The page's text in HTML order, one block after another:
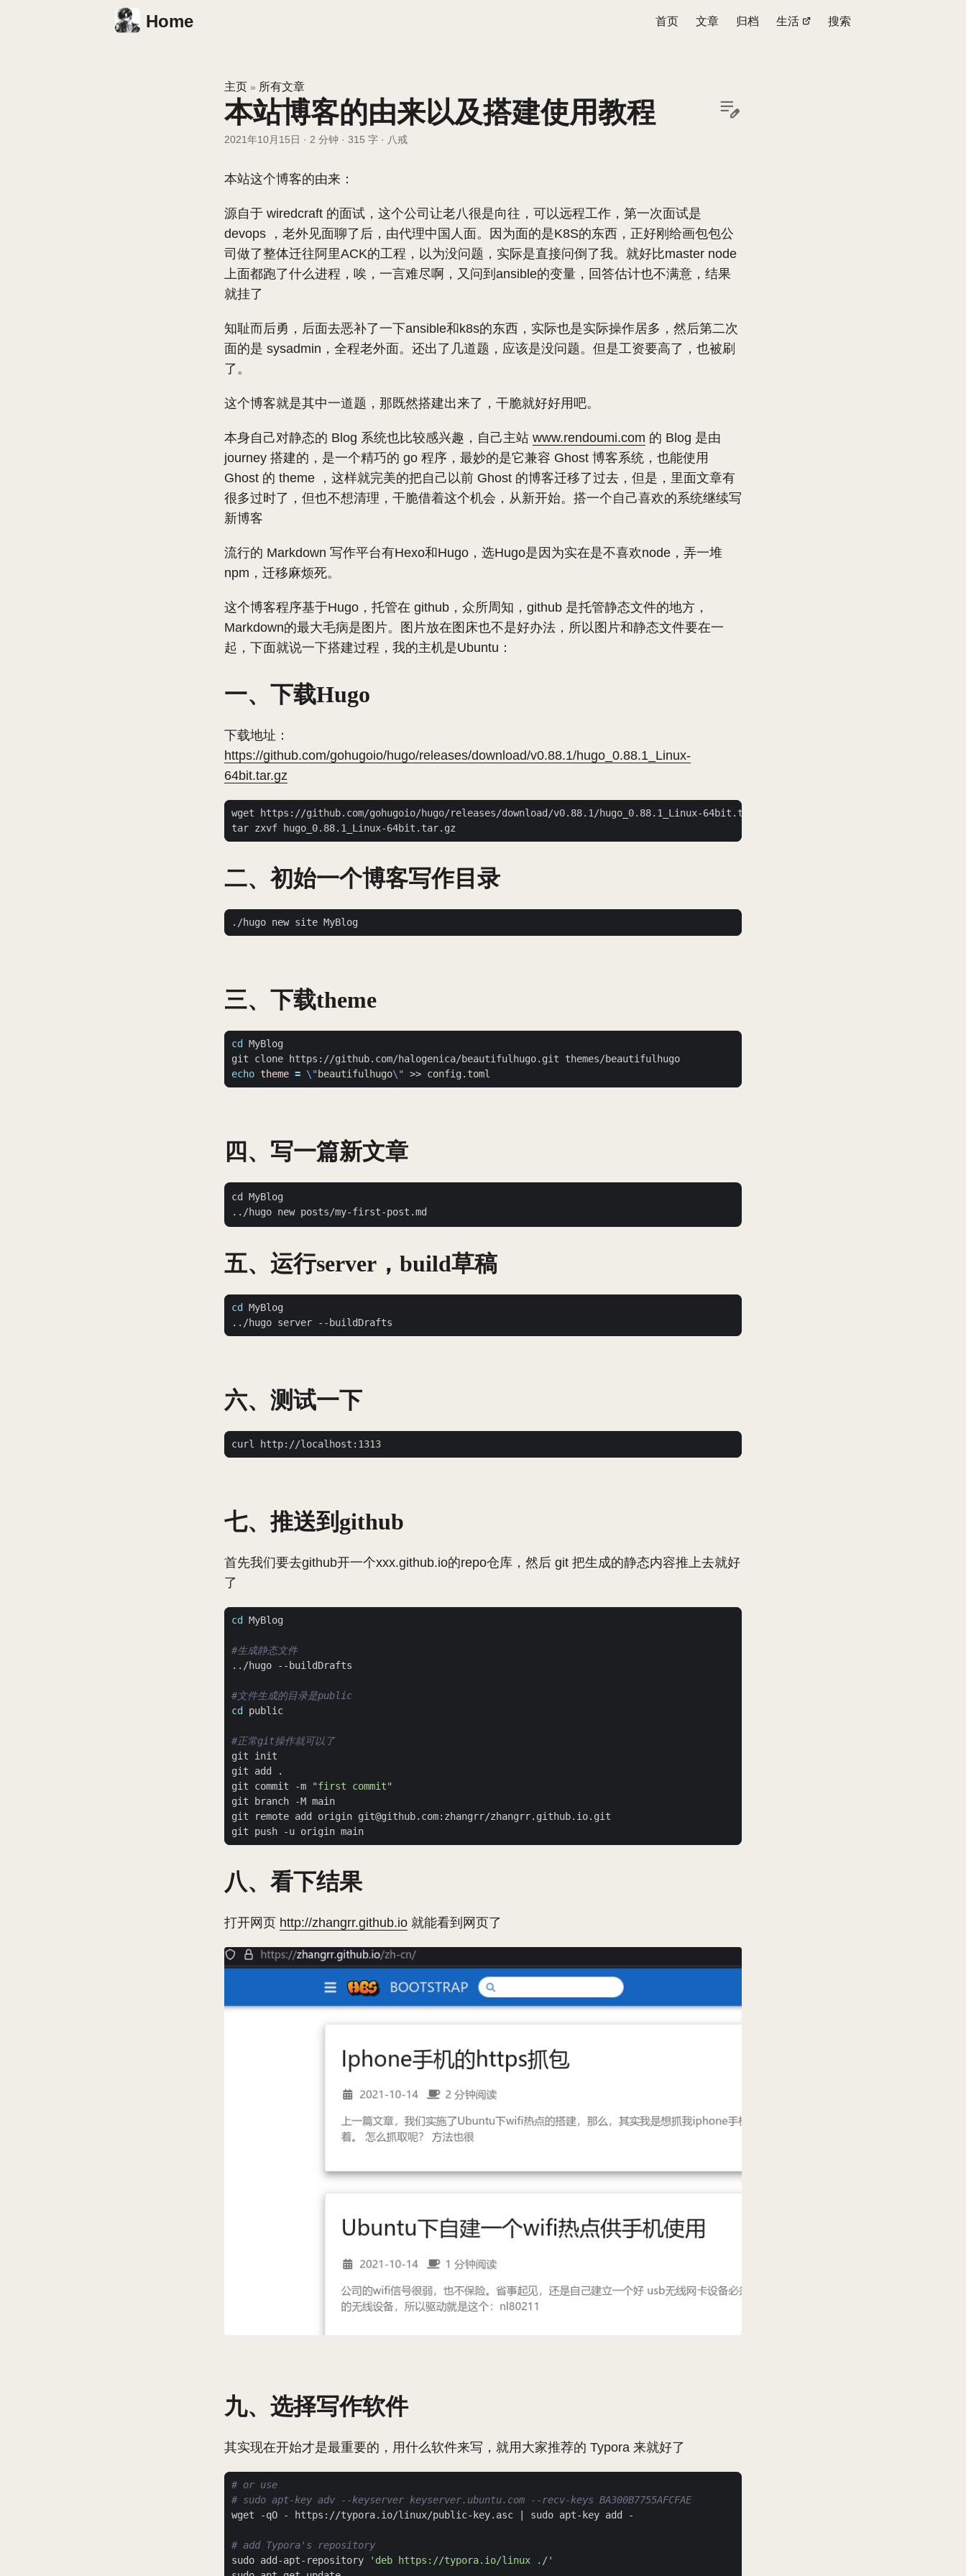
Home 首页 文章 归档 生活 搜索
主页 » 所有文章
本站博客的由来以及搭建使用教程
2021年10月15日 · 2 分钟 · 315 字 · 八戒
本站这个博客的由来：
源自于 wiredcraft 的面试，这个公司让老八很是向往，可以远程工作，第一次面试是
devops ，老外见面聊了后，由代理中国人面。因为面的是K8S的东西，正好刚给画包包公
司做了整体迁往阿里ACK的工程，以为没问题，实际是直接问倒了我。就好比master node
上面都跑了什么进程，唉，一言难尽啊，又问到ansible的变量，回答估计也不满意，结果
就挂了
知耻而后勇，后面去恶补了一下ansible和k8s的东西，实际也是实际操作居多，然后第二次
面的是 sysadmin，全程老外面。还出了几道题，应该是没问题。但是工资要高了，也被刷
了。
这个博客就是其中一道题，那既然搭建出来了，干脆就好好用吧。
本身自己对静态的 Blog 系统也比较感兴趣，自己主站 www.rendoumi.com 的 Blog 是由
journey 搭建的，是一个精巧的 go 程序，最妙的是它兼容 Ghost 博客系统，也能使用
Ghost 的 theme ，这样就完美的把自己以前 Ghost 的博客迁移了过去，但是，里面文章有
很多过时了，但也不想清理，干脆借着这个机会，从新开始。搭一个自己喜欢的系统继续写
新博客
流行的 Markdown 写作平台有Hexo和Hugo，选Hugo是因为实在是不喜欢node，弄一堆
npm，迁移麻烦死。
这个博客程序基于Hugo，托管在 github，众所周知，github 是托管静态文件的地方，
Markdown的最大毛病是图片。图片放在图床也不是好办法，所以图片和静态文件要在一
起，下面就说一下搭建过程，我的主机是Ubuntu：
一、下载Hugo
下载地址：
https://github.com/gohugoio/hugo/releases/download/v0.88.1/hugo_0.88.1_Linux-
64bit.tar.gz
二、初始一个博客写作目录
三、下载theme
cd
echo theme = \"beautifulhugo\"
四、写一篇新文章
cd MyBlog
五、运行server，build草稿
cd
六、测试一下
七、推送到github
首先我们要去github开一个xxx.github.io的repo仓库，然后 git 把生成的静态内容推上去就好
了
cd
#生成静态文件
#文件生成的目录是public
cd
#正常git操作就可以了
git commit -m "first commit"
八、看下结果
打开网页 http://zhangrr.github.io 就能看到网页了
九、选择写作软件
其实现在开始才是最重要的，用什么软件来写，就用大家推荐的 Typora 来就好了
# or use
# sudo apt-key adv --keyserver keyserver.ubuntu.com --recv-keys BA300B7755AFCFAE
wget -qO - https://typora.io/linux/public-key.asc
# add Typora's repository
sudo add-apt-repository
'deb https://typora.io/linux ./'